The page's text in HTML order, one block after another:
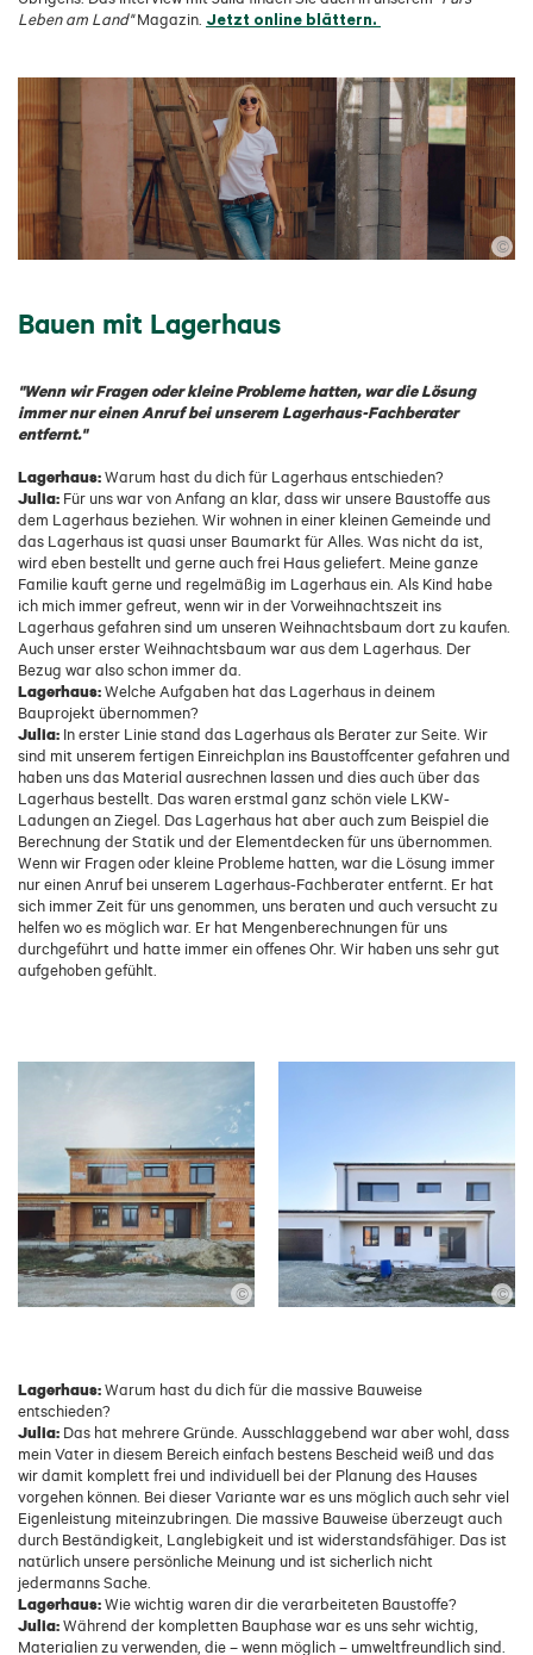
Leben am Land"Magazin. Jetzt online blättern.
©
Bauen mit Lagerhaus
"Wenn wir Fragen oder kleine Probleme hatten, war die Lösung
immer nur einen Anruf bei unserem Lagerhaus-Fachberater
entfernt."
Lagerhaus:Warum hast du dich für Lagerhaus entschieden?
Julia: Für uns war von Anfang an klar, dass wir unsere Baustoffe aus
dem Lagerhaus beziehen. Wir wohnen in einer kleinen Gemeinde und
das Lagerhaus ist quasi unser Baumarkt für Alles. Was nicht da ist,
wird eben bestellt und gerne auch frei Haus geliefert. Meine ganze
Familie kauft gerne und regelmäßig im Lagerhaus ein. Als Kind habe
ich mich immer gefreut, wenn wir in der Vorweihnachtszeit ins
Lagerhaus gefahren sind um unseren Weihnachtsbaum dort zu kaufen.
Auch unser erster Weihnachtsbaum war aus dem Lagerhaus. Der
Bezug war also schon immer da.
Lagerhaus:Welche Aufgaben hat das Lagerhaus in deinem
Bauprojekt übernommen?
Julia: In erster Linie stand das Lagerhaus als Berater zur Seite. Wir
sind mit unserem fertigen Einreichplan ins Baustoffcenter gefahren und
haben uns das Material ausrechnen lassen und dies auch über das
Lagerhaus bestellt. Das waren erstmal ganz schön viele LKW-
Ladungen an Ziegel. Das Lagerhaus hat aber auch zum Beispiel die
Berechnung der Statik und der Elementdecken für uns übernommen.
Wenn wir Fragen oder kleine Probleme hatten, war die Lösung immer
nur einen Anruf bei unserem Lagerhaus-Fachberater entfernt. Er hat
sich immer Zeit für uns genommen, uns beraten und auch versucht zu
helfen wo es möglich war. Er hat Mengenberechnungen für uns
durchgeführt und hatte immer ein offenes Ohr. Wir haben uns sehr gut
aufgehoben gefühlt.
© ©
Lagerhaus:Warum hast du dich für die massive Bauweise
entschieden?
Julia: Das hat mehrere Gründe. Ausschlaggebend war aber wohl, dass
mein Vater in diesem Bereich einfach bestens Bescheid weiß und das
wir damit komplett frei und individuell bei der Planung des Hauses
vorgehen können. Bei dieser Variante war es uns möglich auch sehr viel
Eigenleistung miteinzubringen. Die massive Bauweise überzeugt auch
durch Beständigkeit, Langlebigkeit und ist widerstandsfähiger. Das ist
natürlich unsere persönliche Meinung und ist sicherlich nicht
jedermanns Sache.
Lagerhaus:Wie wichtig waren dir die verarbeiteten Baustoffe?
Julia:Während der kompletten Bauphase war es uns sehr wichtig,
Materialien zu verwenden, die – wenn möglich – umweltfreundlich sind.